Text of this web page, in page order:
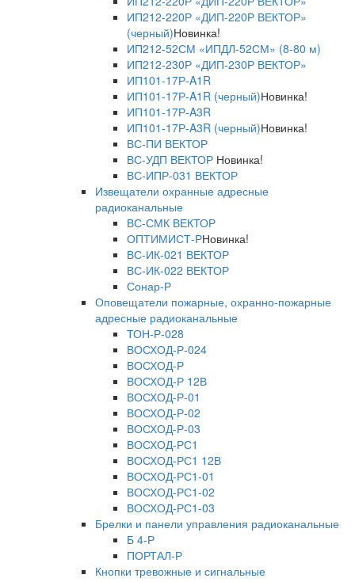
ИП212-220Р «ДИП-220Р ВЕКТОР»
(черный)Новинка!
ИП212-52СМ «ИПДЛ-52СМ» (8-80 м)
ИП212-230Р «ДИП-230Р ВЕКТОР»
ИП101-17Р-A1R
ИП101-17Р-A1R (черный)Новинка!
ИП101-17Р-A3R
ИП101-17Р-A3R (черный)Новинка!
ВС-ПИ ВЕКТОР
ВС-УДП ВЕКТОР Новинка!
ВС-ИПР-031 ВЕКТОР
Извещатели охранные адресные
радиоканальные
ВС-СМК ВЕКТОР
ОПТИМИСТ-РНовинка!
ВС-ИК-021 ВЕКТОР
ВС-ИК-022 ВЕКТОР
Сонар-Р
Оповещатели пожарные, охранно-пожарные
адресные радиоканальные
ТОН-Р-028
ВОСХОД-Р-024
ВОСХОД-Р
ВОСХОД-Р 12В
ВОСХОД-Р-01
ВОСХОД-Р-02
ВОСХОД-Р-03
ВОСХОД-РС1
ВОСХОД-РС1 12В
ВОСХОД-РС1-01
ВОСХОД-РС1-02
ВОСХОД-РС1-03
Брелки и панели управления радиоканальные
Б 4-Р
ПОРТАЛ-Р
Кнопки тревожные и сигнальные